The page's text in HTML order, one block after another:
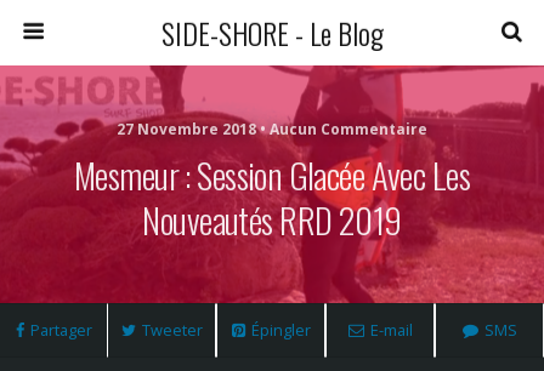
SIDE-SHORE - Le Blog
27 Novembre 2018 • Aucun Commentaire
Mesmeur : Session Glacée Avec Les
Nouveautés RRD 2019
Partager Tweeter Épingler E-mail SMS